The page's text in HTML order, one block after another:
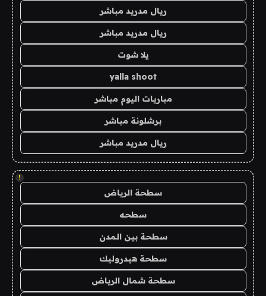
ريال مدريد مباشر
ريال مدريد مباشر
يلا شوت
yalla shoot
مباريات اليوم مباشر
برشلونة مباشر
ريال مدريد مباشر
!
سطحة الرياض
سطحه
سطحة بين المدن
سطحة هيدروليك
سطحة شمال الرياض